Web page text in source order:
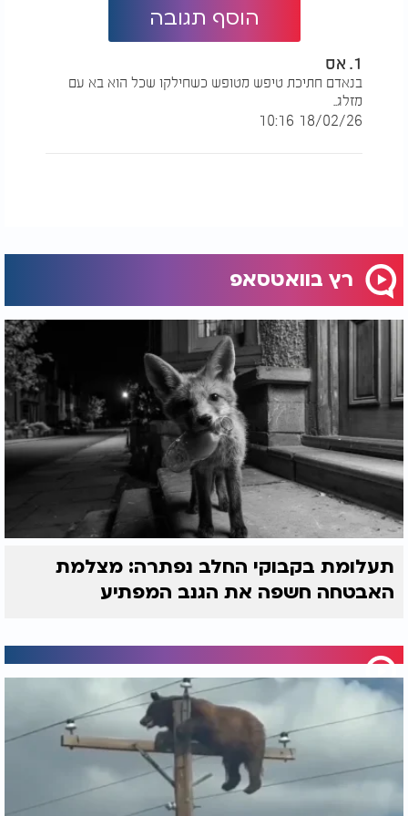
הוסף תגובה
1. אס
בנאדם חתיכת טיפש מטופש כשחילקו שכל הוא בא עם
מזלג..
18/02/26 10:16
רץ בוואטסאפ
תעלומת בקבוקי החלב נפתרה: מצלמת
האבטחה חשפה את הגנב המפתיע